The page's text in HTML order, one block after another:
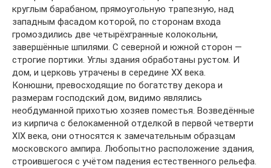
круглым барабаном, прямоугольную трапезную, над
западным фасадом которой, по сторонам входа
громоздились две четырёхгранные колокольни,
завершённые шпилями. С северной и южной сторон —
строгие портики. Углы здания обработаны рустом. И
дом, и церковь утрачены в середине XX века.
Конюшни, превосходящие по богатству декора и
размерам господский дом, видимо являлись
необдуманной прихотью хозяев поместья. Возведённые
из кирпича с белокаменной отделкой в первой четверти
XIX века, они относятся к замечательным образцам
московского ампира. Любопытно расположение здания,
строившегося с учётом падения естественного рельефа.